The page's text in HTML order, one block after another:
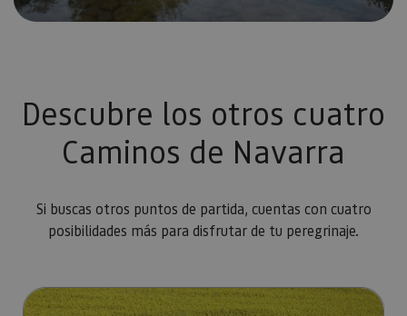
Descubre los otros cuatro
Caminos de Navarra
Si buscas otros puntos de partida, cuentas con cuatro
posibilidades más para disfrutar de tu peregrinaje.
Ir a Camino Francés / Aragonés